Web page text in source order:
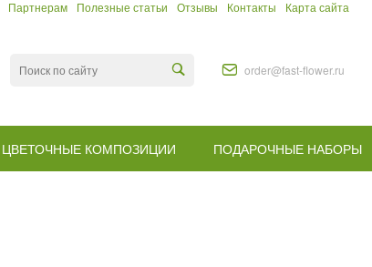
Партнерам Полезные статьи Отзывы Контакты Карта сайта
order@fast-flower.ru
ЦВЕТОЧНЫЕ КОМПОЗИЦИИ ПОДАРОЧНЫЕ НАБОРЫ